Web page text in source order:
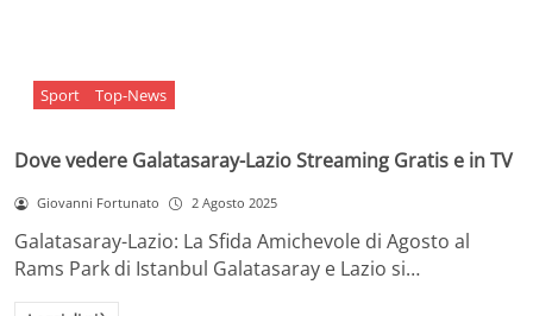
Sport Top-News
Dove vedere Galatasaray-Lazio Streaming Gratis e in TV
Giovanni Fortunato 2 Agosto 2025
Galatasaray-Lazio: La Sfida Amichevole di Agosto al
Rams Park di Istanbul Galatasaray e Lazio si…